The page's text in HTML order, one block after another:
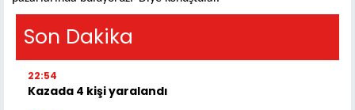
Son Dakika
22:54
Kazada 4 kişi yaralandı